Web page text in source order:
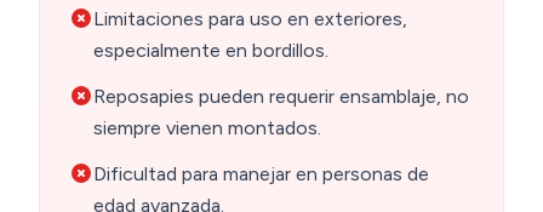
Limitaciones para uso en exteriores,
especialmente en bordillos.
Reposapies pueden requerir ensamblaje, no
siempre vienen montados.
Dificultad para manejar en personas de
edad avanzada.